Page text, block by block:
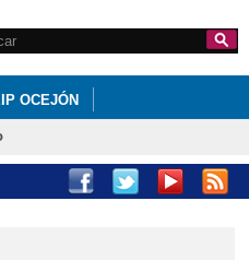
de
this site
OCEJÓN